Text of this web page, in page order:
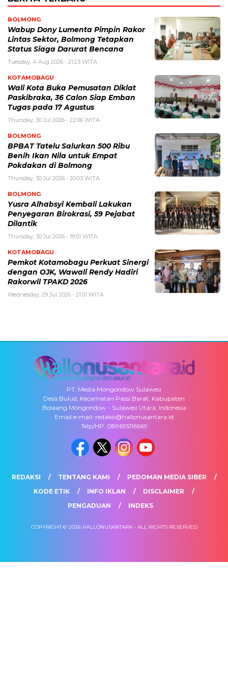
BOLMONG
Wabup Dony Lumenta Pimpin Rakor
Lintas Sektor, Bolmong Tetapkan
Status Siaga Darurat Bencana
Tuesday, 4 Aug 2026 - 21:23 WITA
KOTAMOBAGU
Wali Kota Buka Pemusatan Diklat
Paskibraka, 36 Calon Siap Emban
Tugas pada 17 Agustus
Thursday, 30 Jul 2026 - 22:06 WITA
BOLMONG
BPBAT Tatelu Salurkan 500 Ribu
Benih Ikan Nila untuk Empat
Pokdakan di Bolmong
Thursday, 30 Jul 2026 - 20:03 WITA
BOLMONG
Yusra Alhabsyi Kembali Lakukan
Penyegaran Birokrasi, 59 Pejabat
Dilantik
Thursday, 30 Jul 2026 - 19:51 WITA
KOTAMOBAGU
Pemkot Kotamobagu Perkuat Sinergi
dengan OJK, Wawali Rendy Hadiri
Rakorwil TPAKD 2026
Wednesday, 29 Jul 2026 - 21:01 WITA
PT. Media Mongondow Sulawesi
Desa Bulud, Kecamatan Passi Barat, Kabupaten
Bolaang Mongondow - Sulawesi Utara, Indonesia
Email e-mail: redaksi@hallonusantara.id
Telp/HP: 089695116669
REDAKSI TENTANG KAMI
PEDOMAN MEDIA SIBER
KODE ETIK
INFO IKLAN
DISCLAIMER
PENGADUAN
INDEKS
COPYRIGHT © 2026 HALLONUSANTARA - ALL RIGHTS RESERVED